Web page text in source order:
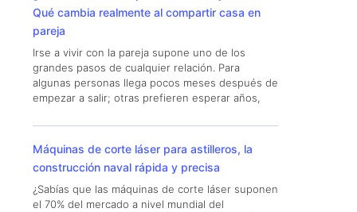
Qué cambia realmente al compartir casa en
pareja
Irse a vivir con la pareja supone uno de los
grandes pasos de cualquier relación. Para
algunas personas llega pocos meses después de
empezar a salir; otras prefieren esperar años,
Máquinas de corte láser para astilleros, la
construcción naval rápida y precisa
¿Sabías que las máquinas de corte láser suponen
el 70% del mercado a nivel mundial del